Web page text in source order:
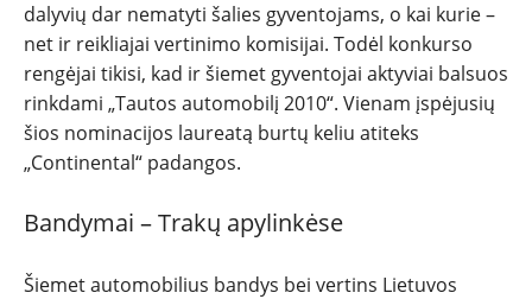
dalyvių dar nematyti šalies gyventojams, o kai kurie –
net ir reikliajai vertinimo komisijai. Todėl konkurso
rengėjai tikisi, kad ir šiemet gyventojai aktyviai balsuos
rinkdami „Tautos automobilį 2010“. Vienam įspėjusių
šios nominacijos laureatą burtų keliu atiteks
„Continental“ padangos.
Bandymai – Trakų apylinkėse
Šiemet automobilius bandys bei vertins Lietuvos